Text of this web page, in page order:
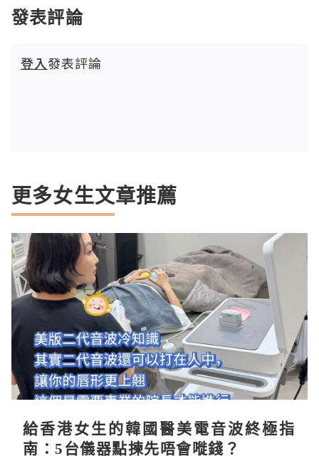
發表評論
登入發表評論
更多女生文章推薦
給香港女生的韓國醫美電音波終極指
南：5台儀器點揀先唔會嘥錢？